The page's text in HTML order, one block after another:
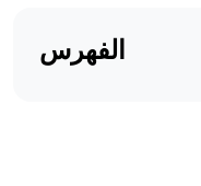
الفهرس